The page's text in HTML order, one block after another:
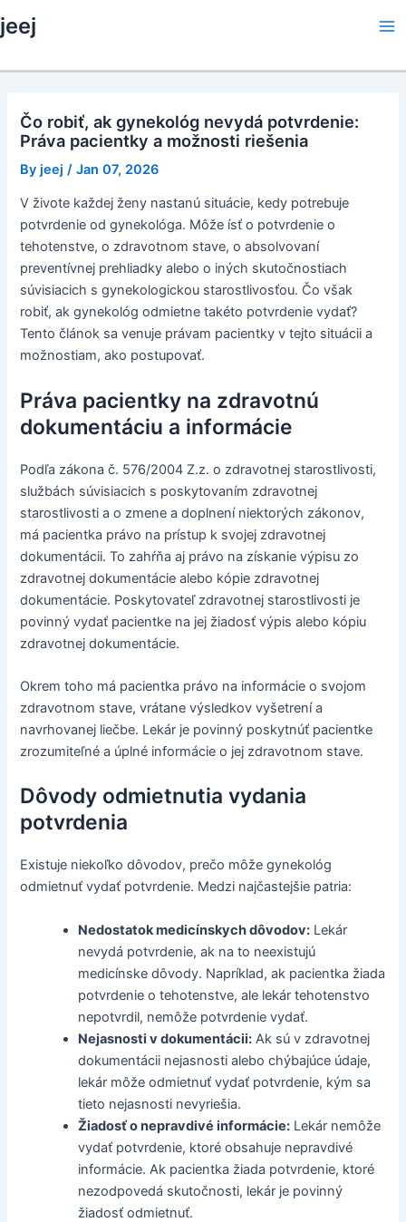
to
jeej
Čo robiť, ak gynekológ nevydá potvrdenie:
Práva pacientky a možnosti riešenia
By jeej /Jan 07, 2026
V živote každej ženy nastanú situácie, kedy potrebuje
potvrdenie od gynekológa. Môže ísť o potvrdenie o
tehotenstve, o zdravotnom stave, o absolvovaní
preventívnej prehliadky alebo o iných skutočnostiach
súvisiacich s gynekologickou starostlivosťou. Čo však
robiť, ak gynekológ odmietne takéto potvrdenie vydať?
Tento článok sa venuje právam pacientky v tejto situácii a
možnostiam, ako postupovať.
Práva pacientky na zdravotnú
dokumentáciu a informácie
Podľa zákona č. 576/2004 Z.z. o zdravotnej starostlivosti,
službách súvisiacich s poskytovaním zdravotnej
starostlivosti a o zmene a doplnení niektorých zákonov,
má pacientka právo na prístup k svojej zdravotnej
dokumentácii. To zahŕňa aj právo na získanie výpisu zo
zdravotnej dokumentácie alebo kópie zdravotnej
dokumentácie. Poskytovateľ zdravotnej starostlivosti je
povinný vydať pacientke na jej žiadosť výpis alebo kópiu
zdravotnej dokumentácie.
Okrem toho má pacientka právo na informácie o svojom
zdravotnom stave, vrátane výsledkov vyšetrení a
navrhovanej liečbe. Lekár je povinný poskytnúť pacientke
zrozumiteľné a úplné informácie o jej zdravotnom stave.
Dôvody odmietnutia vydania
potvrdenia
Existuje niekoľko dôvodov, prečo môže gynekológ
odmietnuť vydať potvrdenie. Medzi najčastejšie patria:
Nedostatok medicínskych dôvodov: Lekár
nevydá potvrdenie, ak na to neexistujú
medicínske dôvody. Napríklad, ak pacientka žiada
potvrdenie o tehotenstve, ale lekár tehotenstvo
nepotvrdil, nemôže potvrdenie vydať.
Nejasnosti v dokumentácii: Ak sú v zdravotnej
dokumentácii nejasnosti alebo chýbajúce údaje,
lekár môže odmietnuť vydať potvrdenie, kým sa
tieto nejasnosti nevyriešia.
Žiadosť o nepravdivé informácie: Lekár nemôže
vydať potvrdenie, ktoré obsahuje nepravdivé
informácie. Ak pacientka žiada potvrdenie, ktoré
nezodpovedá skutočnosti, lekár je povinný
žiadosť odmietnuť.